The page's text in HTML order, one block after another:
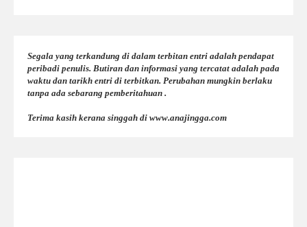
Segala yang terkandung di dalam terbitan entri adalah pendapat
peribadi penulis. Butiran dan informasi yang tercatat adalah pada
waktu dan tarikh entri di terbitkan. Perubahan mungkin berlaku
tanpa ada sebarang pemberitahuan .
Terima kasih kerana singgah di www.anajingga.com